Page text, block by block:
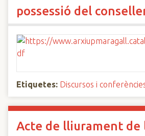
possessió del
Etiquetes: Discursos i
Acte de lliurament de